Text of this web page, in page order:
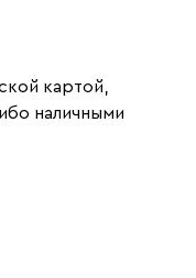
картой,
наличными